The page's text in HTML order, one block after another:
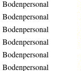
Bodenpersonal
Bodenpersonal
Bodenpersonal
Bodenpersonal
Bodenpersonal
Bodenpersonal